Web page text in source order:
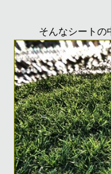
そんなシートの